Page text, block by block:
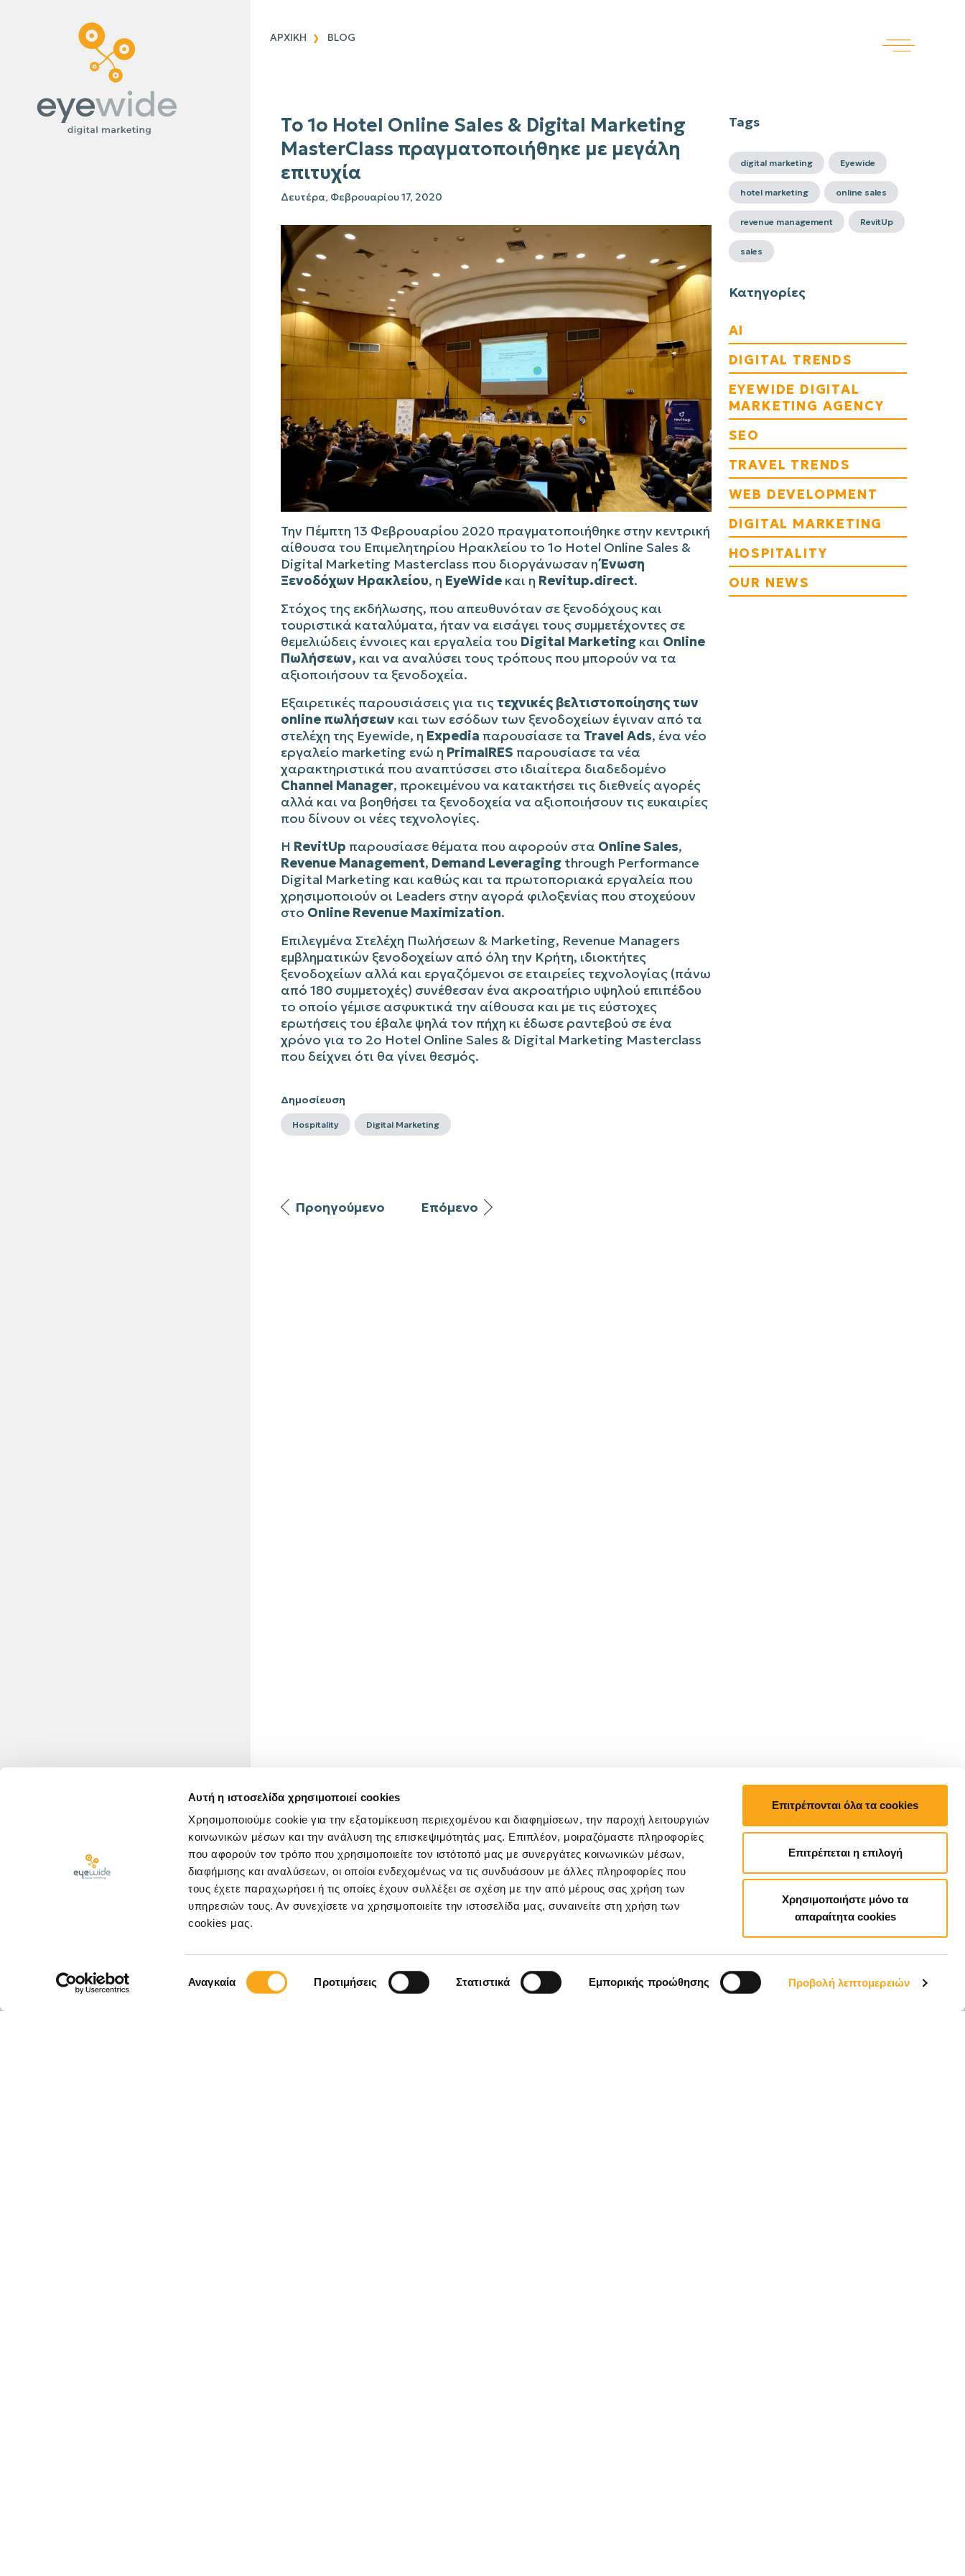
Αυτή η ιστοσελίδα χρησιμοποιεί cookies
Χρησιμοποιούμε cookie για την εξατομίκευση περιεχομένου και διαφημίσεων, την παροχή λειτουργιών
κοινωνικών μέσων και την ανάλυση της επισκεψιμότητάς μας. Επιπλέον, μοιραζόμαστε πληροφορίες
που αφορούν τον τρόπο που χρησιμοποιείτε τον ιστότοπό μας με συνεργάτες κοινωνικών μέσων,
διαφήμισης και αναλύσεων, οι οποίοι ενδεχομένως να τις συνδυάσουν με άλλες πληροφορίες που
τους έχετε παραχωρήσει ή τις οποίες έχουν συλλέξει σε σχέση με την από μέρους σας χρήση των
υπηρεσιών τους. Αν συνεχίσετε να χρησιμοποιείτε την ιστοσελίδα μας, συναινείτε στη χρήση των
cookies μας.
συγκατάθεσης
Αναγκαία Προτιμήσεις Στατιστικά Εμπορικής προώθησης Προβολή λεπτομερειών
Επιτρέπονται όλα τα cookies
Επιτρέπεται η επιλογή
Χρησιμοποιήστε μόνο τα
απαραίτητα cookies
EL
ΑΡΧΙΚΗ BLOG
Blog
Το 1ο Hotel Online Sales & Digital Marketing
MasterClass πραγματοποιήθηκε με μεγάλη
επιτυχία
Δευτέρα, Φεβρουαρίου 17, 2020
Την Πέμπτη 13 Φεβρουαρίου 2020 πραγματοποιήθηκε στην κεντρική
αίθουσα του Επιμελητηρίου Ηρακλείου το 1ο Hotel Online Sales &
Digital Marketing Masterclass που διοργάνωσαν ηΈνωση
Ξενοδόχων Ηρακλείου, η EyeWideκαι η Revitup.direct.
Στόχος της εκδήλωσης, που απευθυνόταν σε ξενοδόχους και
τουριστικά καταλύματα, ήταν να εισάγει τους συμμετέχοντες σε
θεμελιώδεις έννοιες και εργαλεία του Digital Marketingκαι Online
Πωλήσεων, και να αναλύσει τους τρόπους που μπορούν να τα
αξιοποιήσουν τα ξενοδοχεία.
Εξαιρετικές παρουσιάσεις για τιςτεχνικές βελτιστοποίησης των
online πωλήσεων και των εσόδων των ξενοδοχείων έγιναν από τα
στελέχη της Eyewide, η Expedia παρουσίασε τα Travel Ads, ένα νέο
εργαλείο marketing ενώ η PrimalRES παρουσίασε τα νέα
χαρακτηριστικά που αναπτύσσει στο ιδιαίτερα διαδεδομένο
Channel Manager, προκειμένου να κατακτήσει τις διεθνείς αγορές
αλλά και να βοηθήσει τα ξενοδοχεία να αξιοποιήσουν τις ευκαιρίες
που δίνουν οι νέες τεχνολογίες.
Η RevitUp παρουσίασε θέματα που αφορούν στα Online Sales,
Revenue Management, Demand Leveragingthrough Performance
Digital Marketing και καθώς και τα πρωτοποριακά εργαλεία που
χρησιμοποιούν οι Leaders στην αγορά φιλοξενίας που στοχεύουν
στο Online Revenue Maximization.
Επιλεγμένα Στελέχη Πωλήσεων & Marketing, Revenue Managers
εμβληματικών ξενοδοχείων από όλη την Κρήτη, ιδιοκτήτες
ξενοδοχείων αλλά και εργαζόμενοι σε εταιρείες τεχνολογίας (πάνω
από 180 συμμετοχές) συνέθεσαν ένα ακροατήριο υψηλού επιπέδου
το οποίο γέμισε ασφυκτικά την αίθουσα και με τις εύστοχες
ερωτήσεις του έβαλε ψηλά τον πήχη κι έδωσε ραντεβού σε ένα
χρόνο για το 2ο Hotel Online Sales & Digital Marketing Masterclass
που δείχνει ότι θα γίνει θεσμός.
Δημοσίευση
Hospitality Digital Marketing
Προηγούμενο Επόμενο
Tags
digital marketing Eyewide
hotel marketing online sales
revenue management RevitUp
sales
Κατηγορίες
AI
DIGITAL TRENDS
EYEWIDE DIGITAL
MARKETING AGENCY
SEO
TRAVEL TRENDS
WEB DEVELOPMENT
DIGITAL MARKETING
HOSPITALITY
OUR NEWS